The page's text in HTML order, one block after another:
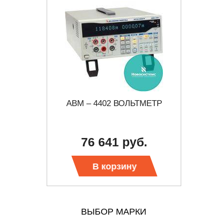
АВМ – 4402 ВОЛЬТМЕТР
76 641 руб.
В корзину
ВЫБОР МАРКИ